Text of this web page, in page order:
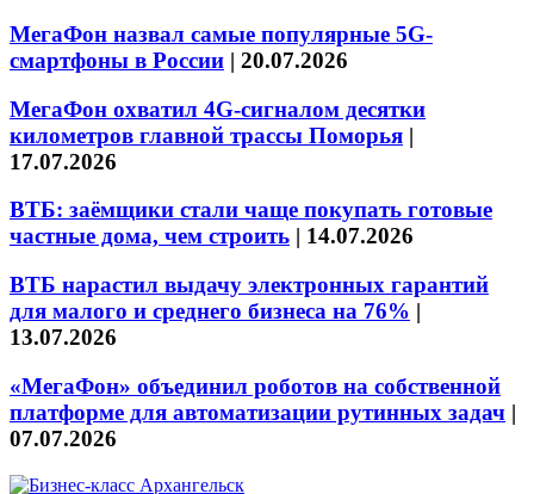
МегаФон назвал самые популярные 5G-
смартфоны в России | 20.07.2026
МегаФон охватил 4G-сигналом десятки
километров главной трассы Поморья |
17.07.2026
ВТБ: заёмщики стали чаще покупать готовые
частные дома, чем строить | 14.07.2026
ВТБ нарастил выдачу электронных гарантий
для малого и среднего бизнеса на 76% |
13.07.2026
«МегаФон» объединил роботов на собственной
платформе для автоматизации рутинных задач |
07.07.2026